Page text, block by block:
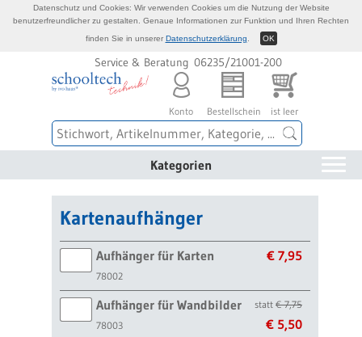
Service & Beratung 06235/21001-200
Konto Bestellschein ist leer
Kategorien
Kartenaufhänger
Aufhänger für Karten
78002
€ 7,95
Aufhänger für Wandbilder
78003
statt € 7,75
€ 5,50
Datenschutz und Cookies: Wir verwenden Cookies um die Nutzung der Website
benutzerfreundlicher zu gestalten. Genaue Informationen zur Funktion und Ihren Rechten
finden Sie in unserer Datenschutzerklärung OK